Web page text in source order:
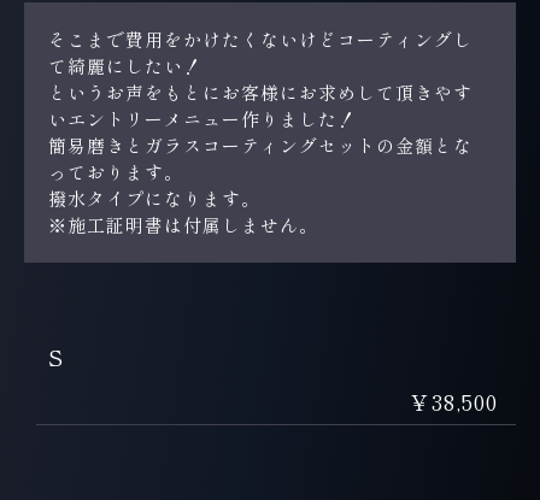
そこまで費用をかけたくないけどコーティングし
て綺麗にしたい！
というお声をもとにお客様にお求めして頂きやす
いエントリーメニュー作りました！
簡易磨きとガラスコーティングセットの金額とな
っております。
撥水タイプになります。
※施工証明書は付属しません。
S
￥38,500